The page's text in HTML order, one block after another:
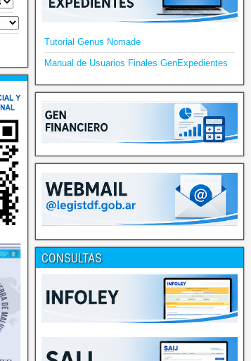
Tutorial Genus Nomade
Manual de Usuarios Finales GenExpedientes
CONSULTAS